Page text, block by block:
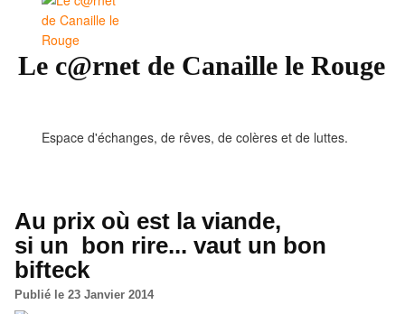
Le c@rnet de Canaille le Rouge
Espace d'échanges, de rêves, de colères et de luttes.
Au prix où est la viande,
si un bon rire... vaut un bon
bifteck
Publié le 23 Janvier 2014